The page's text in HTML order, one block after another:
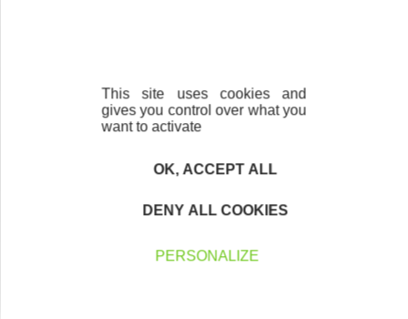
Reste un enjeu majeur : transformer cet élan en réussite
durable, notamment pour les femmes qui restent encore
n’est plus seulement de créer. Les entrepreneurs doivent
environnement plus complexe, intégrer l’intelligence
financement, de cybersécurité et de transformation
This site uses cookies and
gives you control over what you
want to activate
OK, ACCEPT ALL
DENY ALL COOKIES
PERSONALIZE